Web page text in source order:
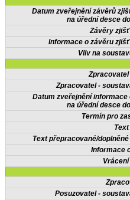
Datum zveřejnění závěrů
na úřední desce
Závěry
Informace o závěru
Vliv na
Zpracovatel -
Datum zveřejnění informace
na úřední desce
Termín pro
Text přepracované/
Informace
Posuzovatel -